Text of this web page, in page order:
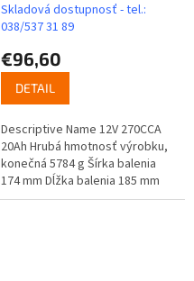
Skladová dostupnosť - tel.:
038/537 31 89
€96,60
DETAIL
Descriptive Name 12V 270CCA
20Ah Hrubá hmotnosť výrobku,
konečná 5784 g Šírka balenia
174 mm Dĺžka balenia 185 mm
Výška balenia 90 mm EAN...